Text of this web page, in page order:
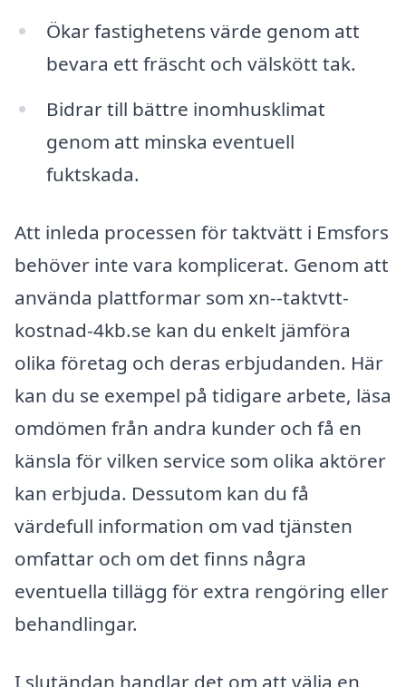
Ökar fastighetens värde genom att
bevara ett fräscht och välskött tak.
Bidrar till bättre inomhusklimat
genom att minska eventuell
fuktskada.
Att inleda processen för taktvätt i Emsfors
behöver inte vara komplicerat. Genom att
använda plattformar som xn--taktvtt-
kostnad-4kb.se kan du enkelt jämföra
olika företag och deras erbjudanden. Här
kan du se exempel på tidigare arbete, läsa
omdömen från andra kunder och få en
känsla för vilken service som olika aktörer
kan erbjuda. Dessutom kan du få
värdefull information om vad tjänsten
omfattar och om det finns några
eventuella tillägg för extra rengöring eller
behandlingar.
I slutändan handlar det om att välja en